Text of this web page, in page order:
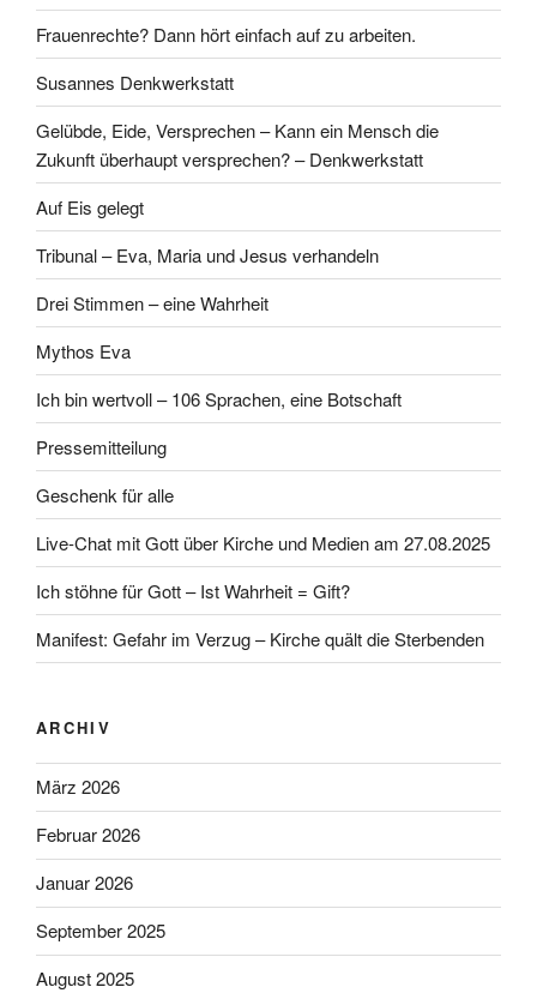
Frauenrechte? Dann hört einfach auf zu arbeiten.
Susannes Denkwerkstatt
Gelübde, Eide, Versprechen – Kann ein Mensch die
Zukunft überhaupt versprechen? – Denkwerkstatt
Auf Eis gelegt
Tribunal – Eva, Maria und Jesus verhandeln
Drei Stimmen – eine Wahrheit
Mythos Eva
Ich bin wertvoll – 106 Sprachen, eine Botschaft
Pressemitteilung
Geschenk für alle
Live-Chat mit Gott über Kirche und Medien am 27.08.2025
Ich stöhne für Gott – Ist Wahrheit = Gift?
Manifest: Gefahr im Verzug – Kirche quält die Sterbenden
ARCHIV
März 2026
Februar 2026
Januar 2026
September 2025
August 2025